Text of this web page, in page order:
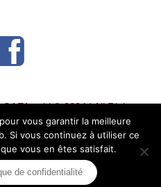
asbl © 2024 | All Rights
vous garantir la meilleure
Si vous continuez à utiliser ce
vous en êtes satisfait.
de confidentialité